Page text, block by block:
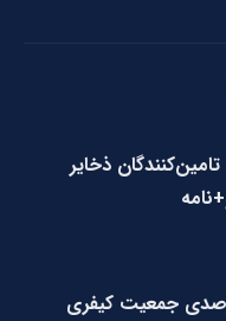
تامین‌کنندگان ذخایر
۱۰ درصدی جمعیت کیفری